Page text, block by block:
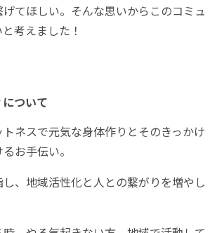
てほしい。そんな思いからこのコミュ
考えました！
ついて
トネスで元気な身体作りとそのきっかけ
お手伝い。
し、地域活性化と人との繋がりを増やし